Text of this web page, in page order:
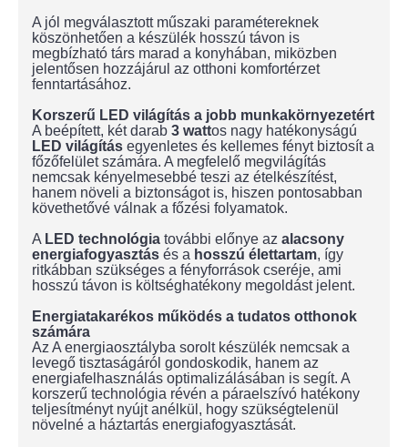
A jól megválasztott műszaki paramétereknek
köszönhetően a készülék hosszú távon is
megbízható társ marad a konyhában, miközben
jelentősen hozzájárul az otthoni komfortérzet
fenntartásához.
Korszerű LED világítás a jobb munkakörnyezetért
A beépített, két darab 3 wattos nagy hatékonyságú
LED világítás egyenletes és kellemes fényt biztosít a
főzőfelület számára. A megfelelő megvilágítás
nemcsak kényelmesebbé teszi az ételkészítést,
hanem növeli a biztonságot is, hiszen pontosabban
követhetővé válnak a főzési folyamatok.
A LED technológia további előnye az alacsony
energiafogyasztás és a hosszú élettartam, így
ritkábban szükséges a fényforrások cseréje, ami
hosszú távon is költséghatékony megoldást jelent.
Energiatakarékos működés a tudatos otthonok
számára
Az A energiaosztályba sorolt készülék nemcsak a
levegő tisztaságáról gondoskodik, hanem az
energiafelhasználás optimalizálásában is segít. A
korszerű technológia révén a páraelszívó hatékony
teljesítményt nyújt anélkül, hogy szükségtelenül
növelné a háztartás energiafogyasztását.